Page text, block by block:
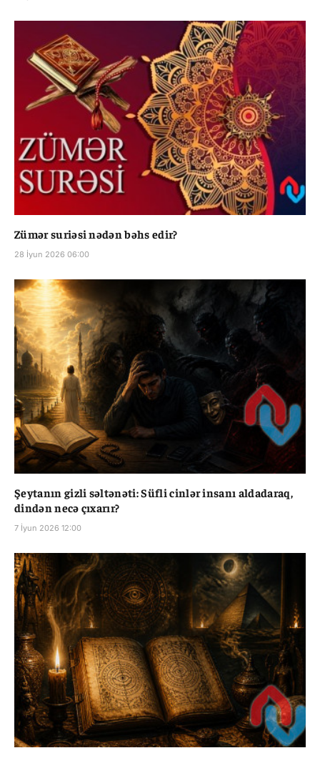
Zümər suriəsi nədən bəhs edir?
28 İyun 2026 06:00
Şeytanın gizli səltənəti: Süfli cinlər insanı aldadaraq,
dindən necə çıxarır?
7 İyun 2026 12:00